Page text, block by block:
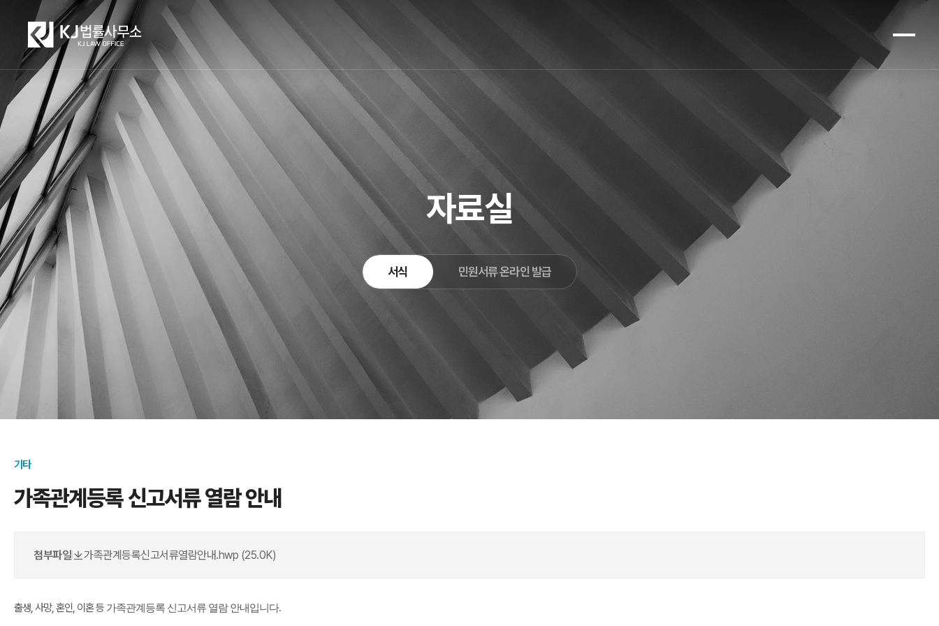
자료실
서식 민원서류 온라인 발급
기타
가족관계등록 신고서류 열람 안내
첨부파일 가족관계등록신고서류열람안내.hwp (25.0K)
출생, 사망, 혼인, 이혼 등 가족관계등록 신고서류 열람 안내입니다.